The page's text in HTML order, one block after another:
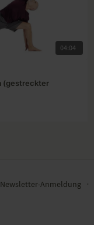
04:04
(gestreckter
Newsletter-Anmeldung ∙